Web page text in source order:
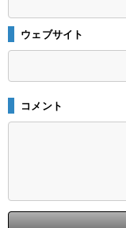
ウェブサイト
コメント